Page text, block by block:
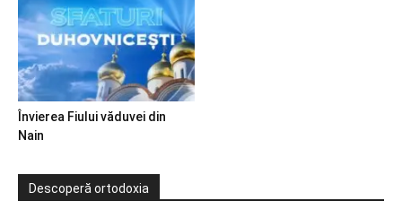
Învierea Fiului văduvei din
Nain
Descoperă ortodoxia